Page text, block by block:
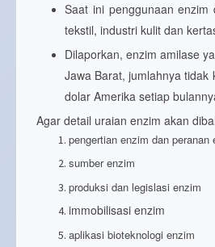
Saat ini penggunaan
tekstil, industri kulit dan
Dilaporkan, enzim amilase
Jawa Barat, jumlahnya
dolar Amerika setiap
Agar detail uraian enzim akan
pengertian enzim dan peranan
sumber enzim
produksi dan legislasi enzim
immobilisasi enzim
aplikasi bioteknologi enzim